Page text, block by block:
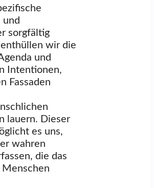
und
sorgfältig
wir die
und
Intentionen,
Fassaden
lauern. Dieser
es uns,
wahren
die das
Menschen